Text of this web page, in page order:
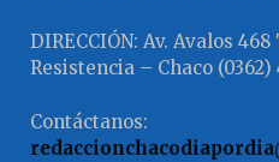
DIRECCIÓN: Av. Avalos
Resistencia – Chaco (0362)
Contáctanos: